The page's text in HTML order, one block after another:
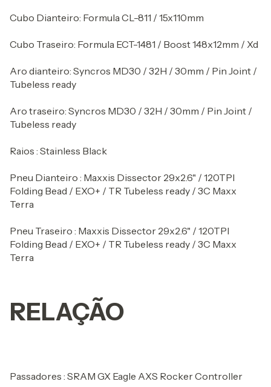
Cubo Dianteiro: Formula CL-811 / 15x110mm
Cubo Traseiro: Formula ECT-1481 / Boost 148x12mm / Xd
Aro dianteiro: Syncros MD30 / 32H / 30mm / Pin Joint /
Tubeless ready
Aro traseiro: Syncros MD30 / 32H / 30mm / Pin Joint /
Tubeless ready
Raios : Stainless Black
Pneu Dianteiro : Maxxis Dissector 29x2.6" / 120TPI
Folding Bead / EXO+ / TR Tubeless ready / 3C Maxx
Terra
Pneu Traseiro : Maxxis Dissector 29x2.6" / 120TPI
Folding Bead / EXO+ / TR Tubeless ready / 3C Maxx
Terra
RELAÇÃO
Passadores : SRAM GX Eagle AXS Rocker Controller